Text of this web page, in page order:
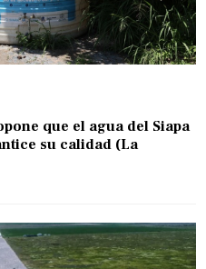
que el agua del Siapa
su calidad (La